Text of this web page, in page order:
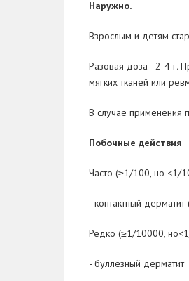
Наружно.
Взрослым и детям
Разовая доза - 2-4 г.
мягких тканей или
В случае применения
Побочные действия
Часто (≥1/100, но <1/
- контактный
Редко (≥1/10000,
- буллезный дерматит